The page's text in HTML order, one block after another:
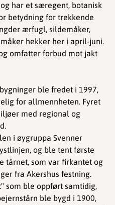
har et særegent, botanisk
betydning for trekkende
ærfugl, sildemåker,
hekker her i april-juni.
omfatter forbud mot jakt
ble fredet i 1997,
for allmennheten. Fyret
med regional og
i øygruppa Svenner
og ble tent første
tårnet, som var firkantet og
fra Akershus festning.
som ble oppført samtidig,
ble bygd i 1900,